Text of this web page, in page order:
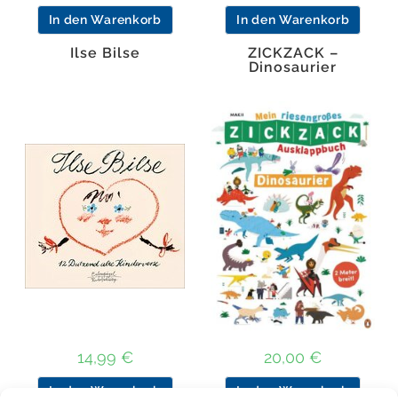
In den Warenkorb In den Warenkorb
Ilse Bilse
14,99 €
In den Warenkorb
ZICKZACK –
Dinosaurier
20,00 €
In den Warenkorb